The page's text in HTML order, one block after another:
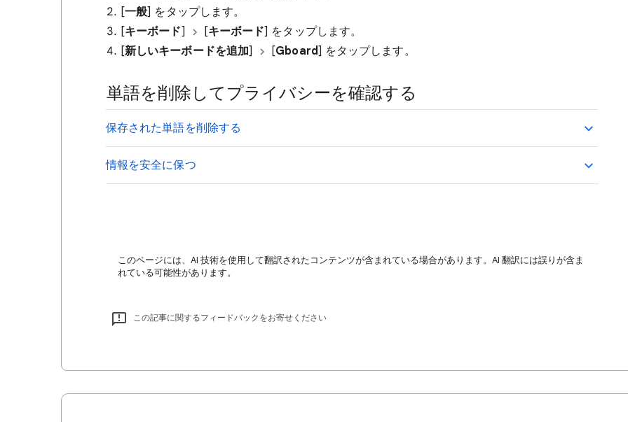
[一般] をタップします。
[キーボード] [キーボード] をタップします。
[新しいキーボードを追加] [Gboard] をタップします。
単語を削除してプライバシーを確認する
保存された単語を削除する
情報を安全に保つ
このページには、AI 技術を使用して翻訳されたコンテンツが含まれている場合があります。AI 翻訳には誤りが含ま
れている可能性があります。
この記事に関するフィードバックをお寄せください